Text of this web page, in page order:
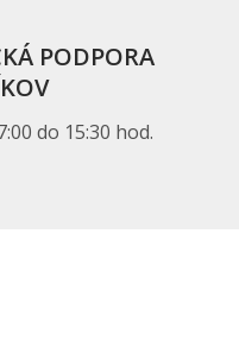
PODPORA
do 15:30 hod.